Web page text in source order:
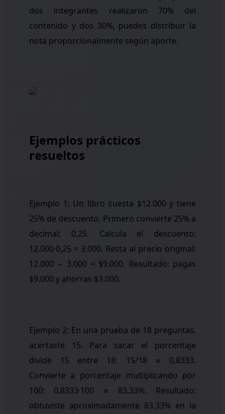
dos integrantes realizaron 70% del
contenido y dos 30%, puedes distribuir la
nota proporcionalmente según aporte.
Ejemplos prácticos
resueltos
Ejemplo 1: Un libro cuesta $12.000 y tiene
25% de descuento. Primero convierte 25% a
decimal: 0,25. Calcula el descuento:
12.000·0,25 = 3.000. Resta al precio original:
12.000 − 3.000 = $9.000. Resultado: pagas
$9.000 y ahorras $3.000.
Ejemplo 2: En una prueba de 18 preguntas,
acertaste 15. Para sacar el porcentaje
divide 15 entre 18: 15/18 ≈ 0,8333.
Convierte a porcentaje multiplicando por
100: 0,8333·100 ≈ 83,33%. Resultado:
obtuviste aproximadamente 83,33% en la